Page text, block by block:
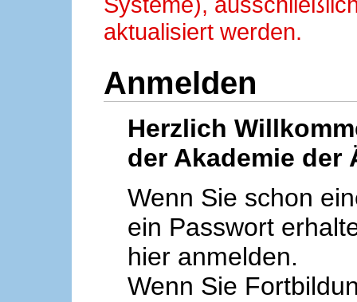
aktualisiert werden.
Anmelden
Herzlich
der Akademie der
Wenn Sie schon
ein Passwort
hier anmelden.
Wenn Sie